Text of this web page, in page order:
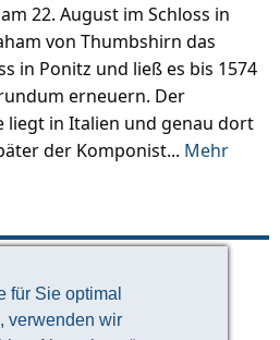
für Sie optimal
verwenden wir
22. August im Schloss in
von Thumbshirn das
in Ponitz und ließ es bis 1574
erneuern. Der
liegt in Italien und genau dort
der Komponist... Mehr